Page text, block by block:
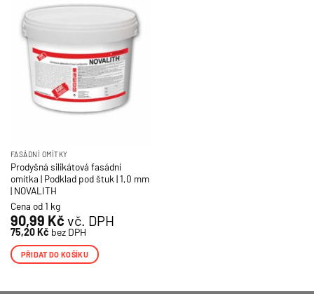
FASÁDNÍ OMÍTKY
Prodyšná silikátová fasádní
omítka | Podklad pod štuk | 1,0 mm
| NOVALITH
Cena od 1 kg
90,99 Kč vč. DPH
75,20Kč bez DPH
PŘIDAT DO KOŠÍKU